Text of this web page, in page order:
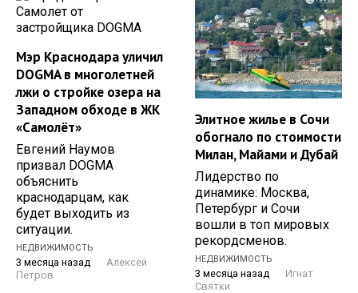
Мэр Краснодара уличил
DOGMA в многолетней
лжи о стройке озера на
Западном обходе в ЖК
«Самолёт»
Евгений Наумов
призвал DOGMA
объяснить
краснодарцам, как
будет выходить из
ситуации.
НЕДВИЖИМОСТЬ
3 месяца назад
Алексей
Петров
Элитное жилье в Сочи
обогнало по стоимости
Милан, Майами и Дубай
Лидерство по
динамике: Москва,
Петербург и Сочи
вошли в топ мировых
рекордсменов.
НЕДВИЖИМОСТЬ
3 месяца назад
Игнат
Святки